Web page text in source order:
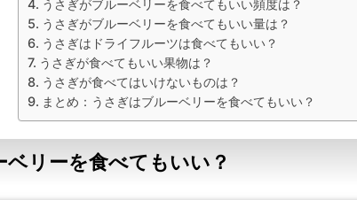
うさぎがブルーベリーを食べてもいい頻度は？
うさぎがブルーベリーを食べてもいい量は？
うさぎはドライフルーツは食べてもいい？
うさぎが食べてもいい果物は？
うさぎが食べてはいけないものは？
まとめ：うさぎはブルーベリーを食べてもいい？
ベリーを食べてもいい？